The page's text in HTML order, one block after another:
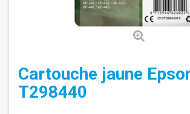
Cartouche jaune
T298440